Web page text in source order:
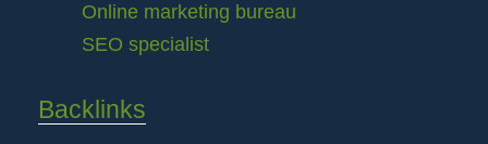
Online marketing bureau
SEO specialist
Backlinks